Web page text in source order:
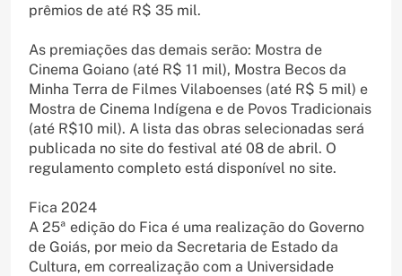
prêmios de até R$ 35 mil.
As premiações das demais serão: Mostra de
Cinema Goiano (até R$ 11 mil), Mostra Becos da
Minha Terra de Filmes Vilaboenses (até R$ 5 mil) e
Mostra de Cinema Indígena e de Povos Tradicionais
(até R$10 mil). A lista das obras selecionadas será
publicada no site do festival até 08 de abril. O
regulamento completo está disponível no site.
Fica 2024
A 25ª edição do Fica é uma realização do Governo
de Goiás, por meio da Secretaria de Estado da
Cultura, em correalização com a Universidade